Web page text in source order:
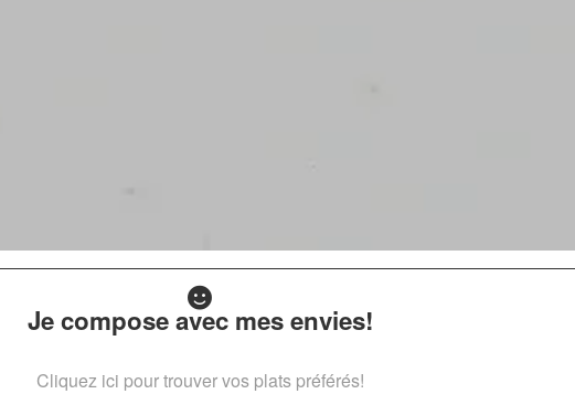
Je compose avec mes envies!
Cliquez ici pour trouver vos plats préférés!